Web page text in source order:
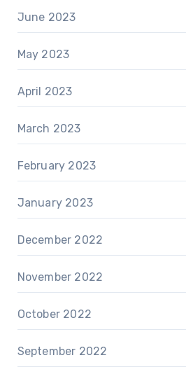
June 2023
May 2023
April 2023
March 2023
February 2023
January 2023
December 2022
November 2022
October 2022
September 2022